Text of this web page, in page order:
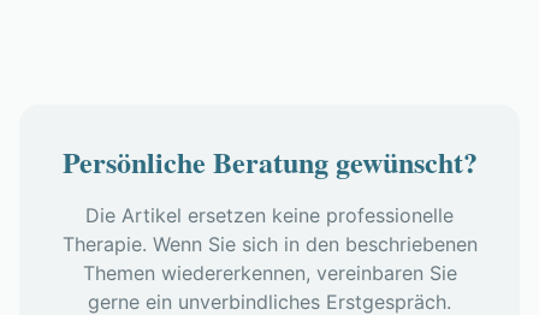
Persönliche Beratung gewünscht?
Die Artikel ersetzen keine professionelle
Therapie. Wenn Sie sich in den beschriebenen
Themen wiedererkennen, vereinbaren Sie
gerne ein unverbindliches Erstgespräch.